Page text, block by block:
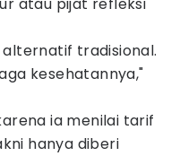
tradisional.
kesehatannya,"
ia menilai tarif
hanya diberi